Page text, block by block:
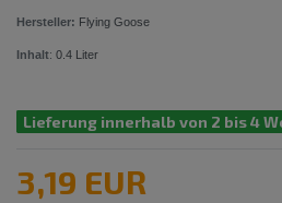
Hersteller: Flying Goose
Inhalt: 0.4 Liter
Lieferung innerhalb von 2 bis 4
3,19 EUR